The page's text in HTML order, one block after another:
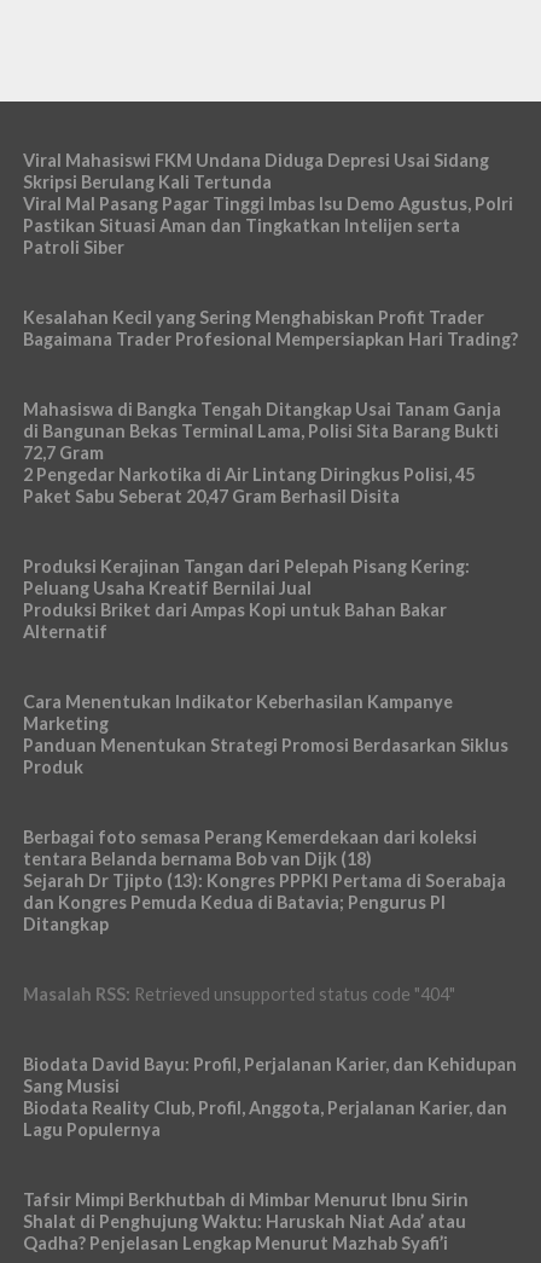
Viral Mahasiswi FKM Undana Diduga Depresi Usai Sidang
Skripsi Berulang Kali Tertunda
Viral Mal Pasang Pagar Tinggi Imbas Isu Demo Agustus, Polri
Pastikan Situasi Aman dan Tingkatkan Intelijen serta
Patroli Siber
Kesalahan Kecil yang Sering Menghabiskan Profit Trader
Bagaimana Trader Profesional Mempersiapkan Hari Trading?
Mahasiswa di Bangka Tengah Ditangkap Usai Tanam Ganja
di Bangunan Bekas Terminal Lama, Polisi Sita Barang Bukti
72,7 Gram
2 Pengedar Narkotika di Air Lintang Diringkus Polisi, 45
Paket Sabu Seberat 20,47 Gram Berhasil Disita
Produksi Kerajinan Tangan dari Pelepah Pisang Kering:
Peluang Usaha Kreatif Bernilai Jual
Produksi Briket dari Ampas Kopi untuk Bahan Bakar
Alternatif
Cara Menentukan Indikator Keberhasilan Kampanye
Marketing
Panduan Menentukan Strategi Promosi Berdasarkan Siklus
Produk
Berbagai foto semasa Perang Kemerdekaan dari koleksi
tentara Belanda bernama Bob van Dijk (18)
Sejarah Dr Tjipto (13): Kongres PPPKI Pertama di Soerabaja
dan Kongres Pemuda Kedua di Batavia; Pengurus PI
Ditangkap
Masalah RSS: Retrieved unsupported status code "404"
Biodata David Bayu: Profil, Perjalanan Karier, dan Kehidupan
Sang Musisi
Biodata Reality Club, Profil, Anggota, Perjalanan Karier, dan
Lagu Populernya
Tafsir Mimpi Berkhutbah di Mimbar Menurut Ibnu Sirin
Shalat di Penghujung Waktu: Haruskah Niat Ada’ atau
Qadha? Penjelasan Lengkap Menurut Mazhab Syafi’i